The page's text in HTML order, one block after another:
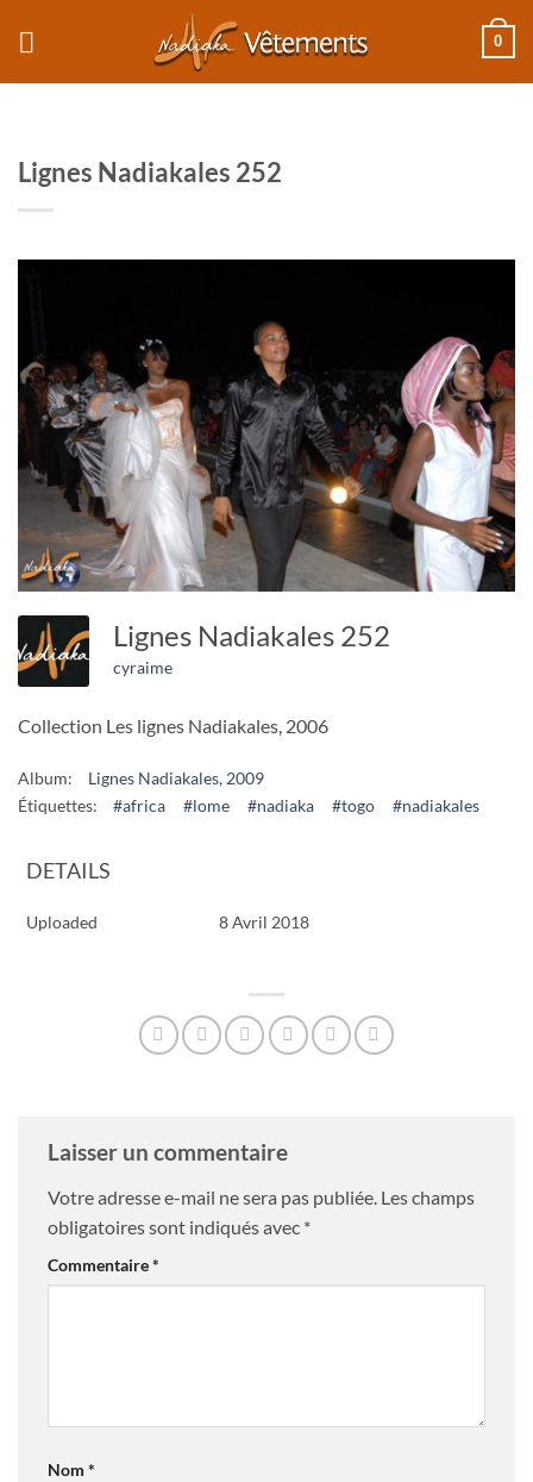
0
Lignes Nadiakales 252
Lignes Nadiakales 252
cyraime
Collection Les lignes Nadiakales, 2006
Album:
Lignes Nadiakales, 2009
Étiquettes:
#africa #lome #nadiaka #togo #nadiakales
DETAILS
Uploaded 8 Avril 2018
Laisser un commentaire
Votre adresse e-mail ne sera pas publiée. Les champs
obligatoires sont indiqués avec *
Commentaire*
Nom *